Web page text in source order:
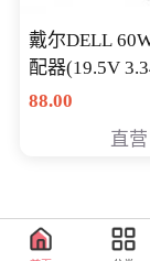
戴尔DELL
配器(19.5V
88.00
直营